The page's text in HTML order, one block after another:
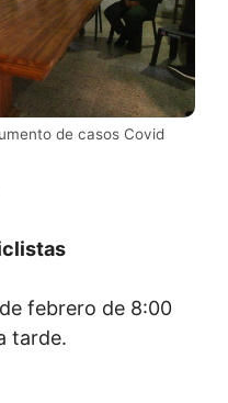
de casos Covid
febrero de 8:00
tarde.